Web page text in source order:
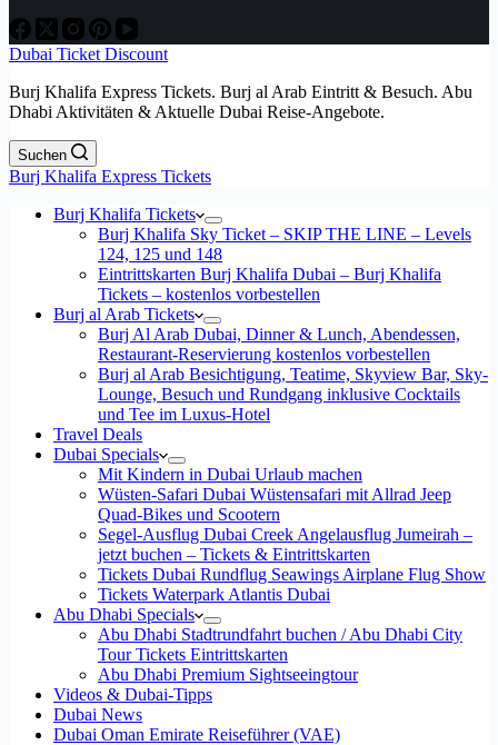
Dubai Ticket Discount
Burj Khalifa Express Tickets. Burj al Arab Eintritt & Besuch. Abu
Dhabi Aktivitäten & Aktuelle Dubai Reise-Angebote.
Suchen
Burj Khalifa Express Tickets
Burj Khalifa Tickets
Burj Khalifa Sky Ticket – SKIP THE LINE – Levels
124, 125 und 148
Eintrittskarten Burj Khalifa Dubai – Burj Khalifa
Tickets – kostenlos vorbestellen
Burj al Arab Tickets
Burj Al Arab Dubai, Dinner & Lunch, Abendessen,
Restaurant-Reservierung kostenlos vorbestellen
Burj al Arab Besichtigung, Teatime, Skyview Bar, Sky-
Lounge, Besuch und Rundgang inklusive Cocktails
und Tee im Luxus-Hotel
Travel Deals
Dubai Specials
Mit Kindern in Dubai Urlaub machen
Wüsten-Safari Dubai Wüstensafari mit Allrad Jeep
Quad-Bikes und Scootern
Segel-Ausflug Dubai Creek Angelausflug Jumeirah –
jetzt buchen – Tickets & Eintrittskarten
Tickets Dubai Rundflug Seawings Airplane Flug Show
Tickets Waterpark Atlantis Dubai
Abu Dhabi Specials
Abu Dhabi Stadtrundfahrt buchen / Abu Dhabi City
Tour Tickets Eintrittskarten
Abu Dhabi Premium Sightseeingtour
Videos & Dubai-Tipps
Dubai News
Dubai Oman Emirate Reiseführer (VAE)